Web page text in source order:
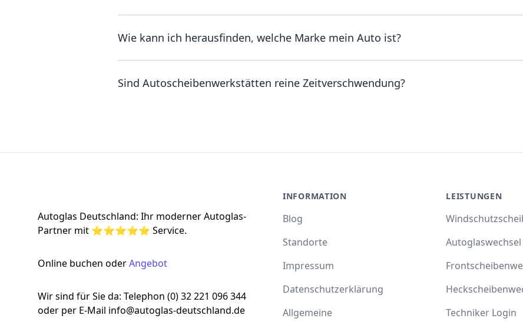
Wie kann ich herausfinden, welche Marke mein Auto ist?
Sind Autoscheibenwerkstätten reine Zeitverschwendung?
Autoglas Deutschland: Ihr moderner Autoglas-
Partner mit ⭐⭐⭐⭐⭐ Service.
Online buchen oderAngebot
Wir sind für Sie da: Telephon (0) 32 221 096 344
oder per E-Mail info@autoglas-deutschland.de
INFORMATION
Blog
Standorte
Impressum
Datenschutzerklärung
Allgemeine
LEISTUNGEN
Autoglaswechsel
Techniker Login